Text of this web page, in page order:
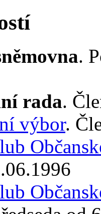
.
rada.
výbor.